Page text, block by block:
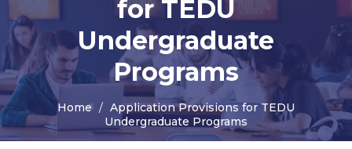
for TEDU
Undergraduate
Programs
Home
Application Provisions for TEDU
Undergraduate Programs